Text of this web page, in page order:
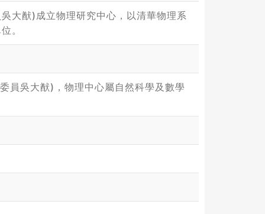
大猷)成立物理研究中心，以清華物理系
。
員吳大猷)，物理中心屬自然科學及數學